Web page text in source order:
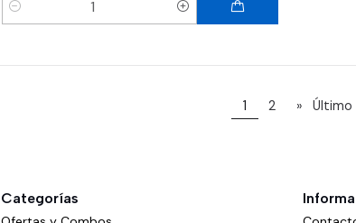
Cantidad
1 2 » Último
Categorías